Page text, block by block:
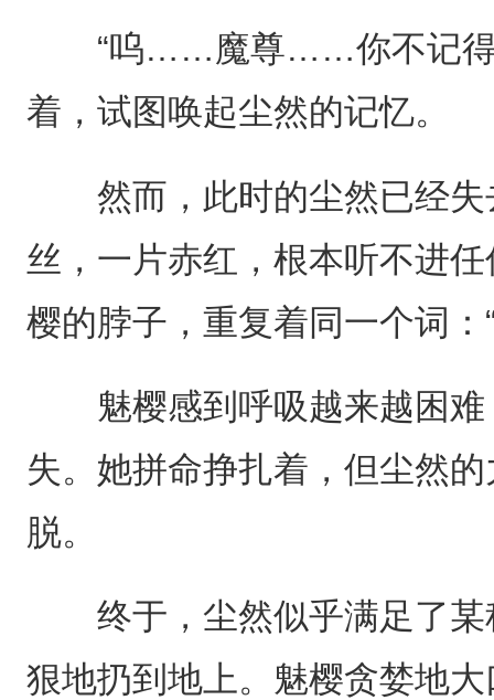
“呜……魔尊……你不记得我
着，试图唤起尘然的记忆。
然而，此时的尘然已经失
丝，一片赤红，根本听不进
樱的脖子，重复着同一个词：
魅樱感到呼吸越来越困难
失。她拼命挣扎着，但尘然
脱。
终于，尘然似乎满足了某
狠地扔到地上。魅樱贪婪地